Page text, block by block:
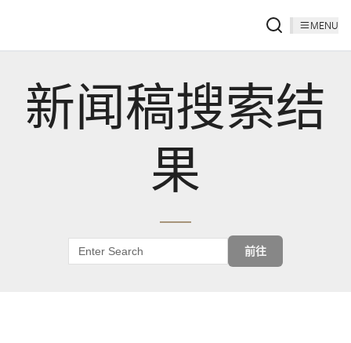
MENU
新闻稿搜索结
果
前往